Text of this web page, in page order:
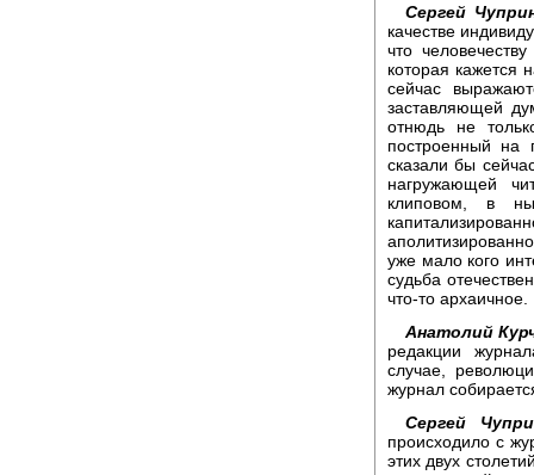
Сергей
качестве
что
которая кажется
сейчас
заставляющей
отнюдь не
построенный на
сказали бы
нагружающей
клиповом, в
уже мало кого
судьба
что-то архаичное.
Анатолий
редакции
случае,
журнал
Сергей
происходило с
этих двух